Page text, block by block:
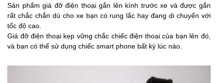
Sản phẩm giá đỡ điện thoại gắn lên kính trước xe và được gắn
rất chắc chắn dù cho xe bạn có rung lắc hay đang di chuyển với
tốc độ cao.
Giá đỡ điện thoại kẹp vững chắc chiếc điện thoại của bạn lên đó,
và bạn có thể sử dụng chiếc smart phone bất kỳ lúc nào.